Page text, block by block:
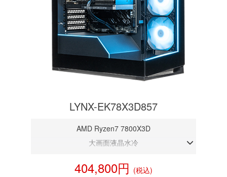
LYNX-EK78X3D857
AMD Ryzen7 7800X3D
大画面液晶水冷
RTX 5070 12GB
404,800円 (税込)